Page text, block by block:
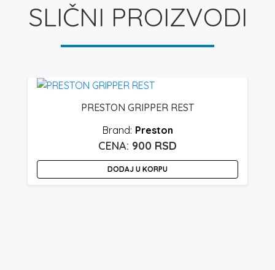
SLIČNI PROIZVODI
PRESTON GRIPPER REST
Preston
900 RSD
DODAJ U KORPU